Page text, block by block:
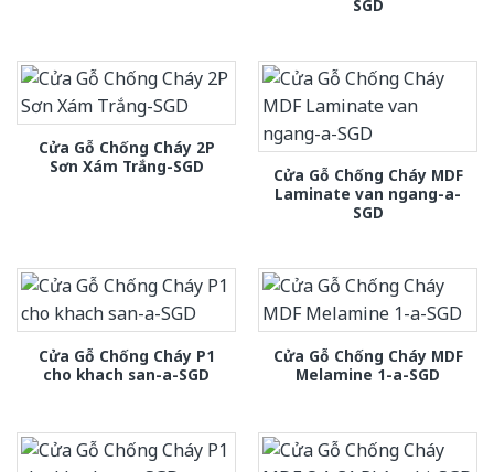
SGD
Cửa Gỗ Chống Cháy 2P
Sơn Xám Trắng-SGD
Cửa Gỗ Chống Cháy MDF
Laminate van ngang-a-
SGD
Cửa Gỗ Chống Cháy P1
cho khach san-a-SGD
Cửa Gỗ Chống Cháy MDF
Melamine 1-a-SGD